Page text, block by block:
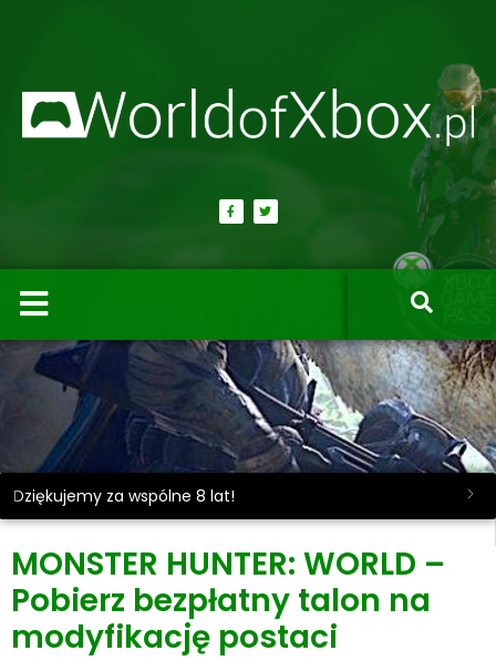
Dziękujemy za wspólne 8 lat!
MONSTER HUNTER: WORLD –
Pobierz bezpłatny talon na
modyfikację postaci